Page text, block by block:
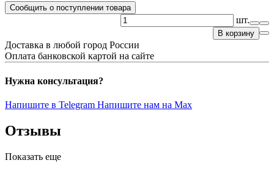
Сообщить о поступлении товара
шт.
В корзину
Доставка в любой город России
Оплата банковской картой на сайте
Нужна консультация?
Напишите в Telegram Напишите нам на Max
Отзывы
Показать еще